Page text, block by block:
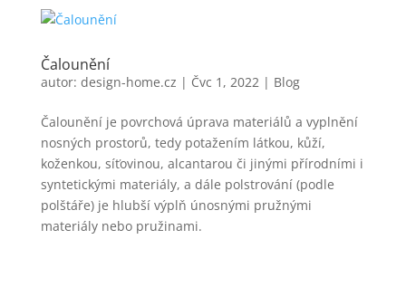
Čalounění
autor: design-home.cz | Čvc 1, 2022| Blog
Čalounění je povrchová úprava materiálů a vyplnění
nosných prostorů, tedy potažením látkou, kůží,
koženkou, síťovinou, alcantarou či jinými přírodními i
syntetickými materiály, a dále polstrování (podle
polštáře) je hlubší výplň únosnými pružnými
materiály nebo pružinami.